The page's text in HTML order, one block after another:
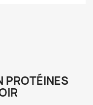
PROTÉINES